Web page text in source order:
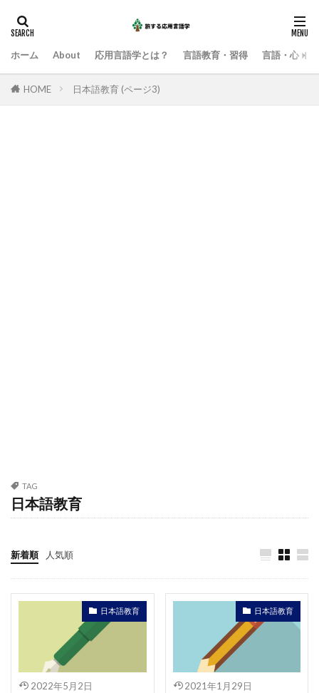
ホーム About 応用言語学とは？ 言語教育・習得 言語・心・
HOME 日本語教育 (ページ3)
TAG
日本語教育
新着順 人気順
日本語教育
2022年5月2日
日本語教育
2021年1月29日